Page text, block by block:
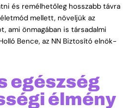
és remélhetőleg hosszabb távra
mellett, növeljük az
ami önmagában is társadalmi
Bence, az NN Biztosító elnök-
egészség
élmény